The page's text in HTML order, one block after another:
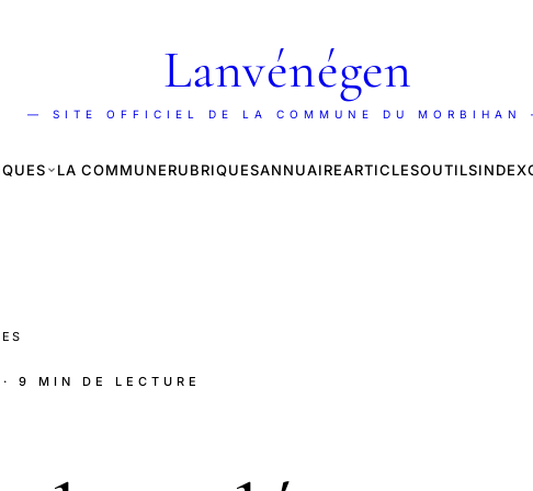
Lanvénégen
— SITE OFFICIEL DE LA COMMUNE DU MORBIHAN
LA COMMUNERUBRIQUESANNUAIREARTICLESOUTILSINDEX
· 9 MIN DE LECTURE